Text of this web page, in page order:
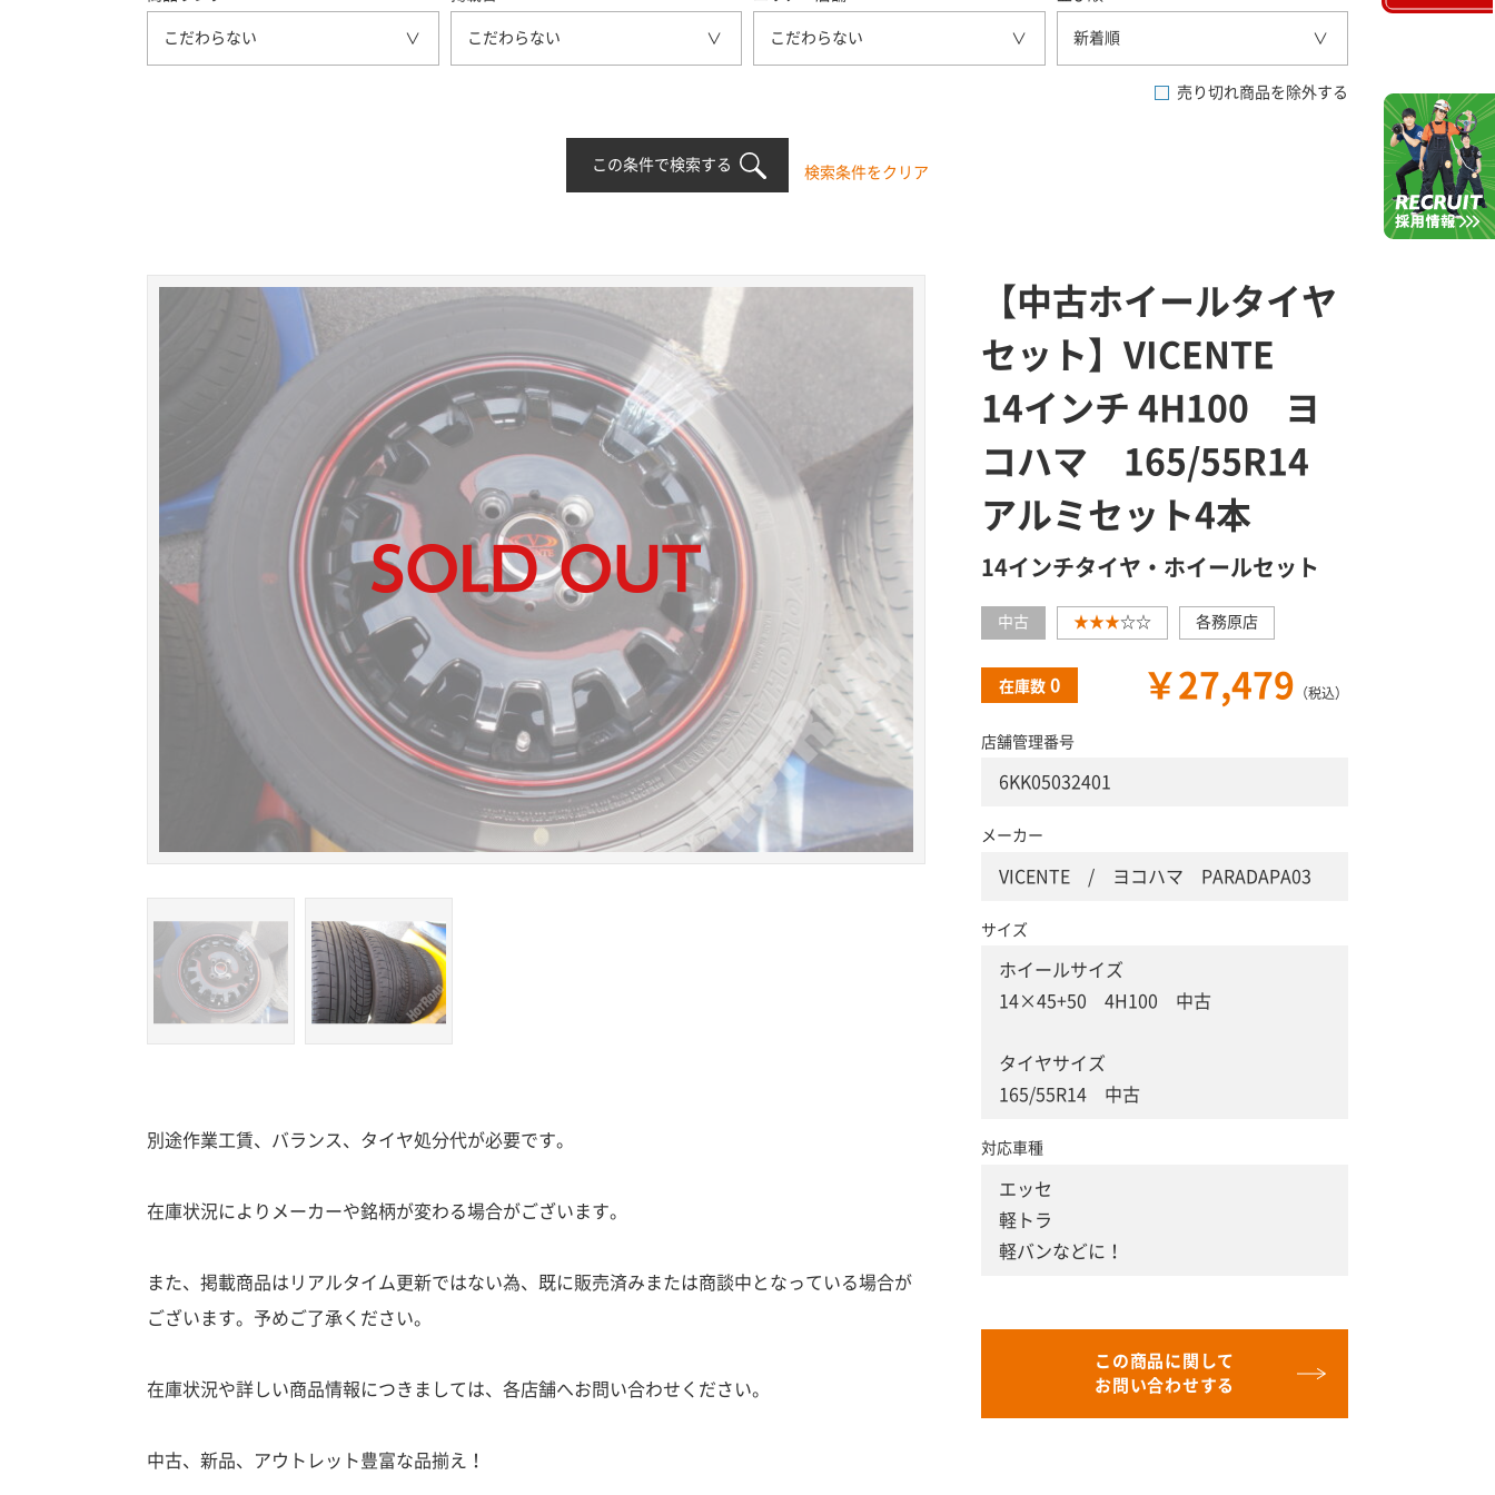
こだわらない こだわらない こだわらない 新着順
売り切れ商品を除外する
この条件で検索する 検索条件をクリア
別途作業工賃、バランス、タイヤ処分代が必要です。
在庫状況によりメーカーや銘柄が変わる場合がございます。
また、掲載商品はリアルタイム更新ではない為、既に販売済みまたは商談中となっている場合が
ございます。予めご了承ください。
在庫状況や詳しい商品情報につきましては、各店舗へお問い合わせください。
中古、新品、アウトレット豊富な品揃え！
【中古ホイールタイヤ
セット】VICENTE
14インチ 4H100 ヨ
コハマ 165/55R14
アルミセット4本
14インチタイヤ・ホイールセット
中古 ★★★☆☆ 各務原店
在庫数 0 ￥27,479 （税込）
店舗管理番号
6KK05032401
メーカー
VICENTE / ヨコハマ PARADAPA03
サイズ
ホイールサイズ
14×45+50 4H100 中古
タイヤサイズ
165/55R14 中古
対応車種
エッセ
軽トラ
軽バンなどに！
この商品に関して
お問い合わせする